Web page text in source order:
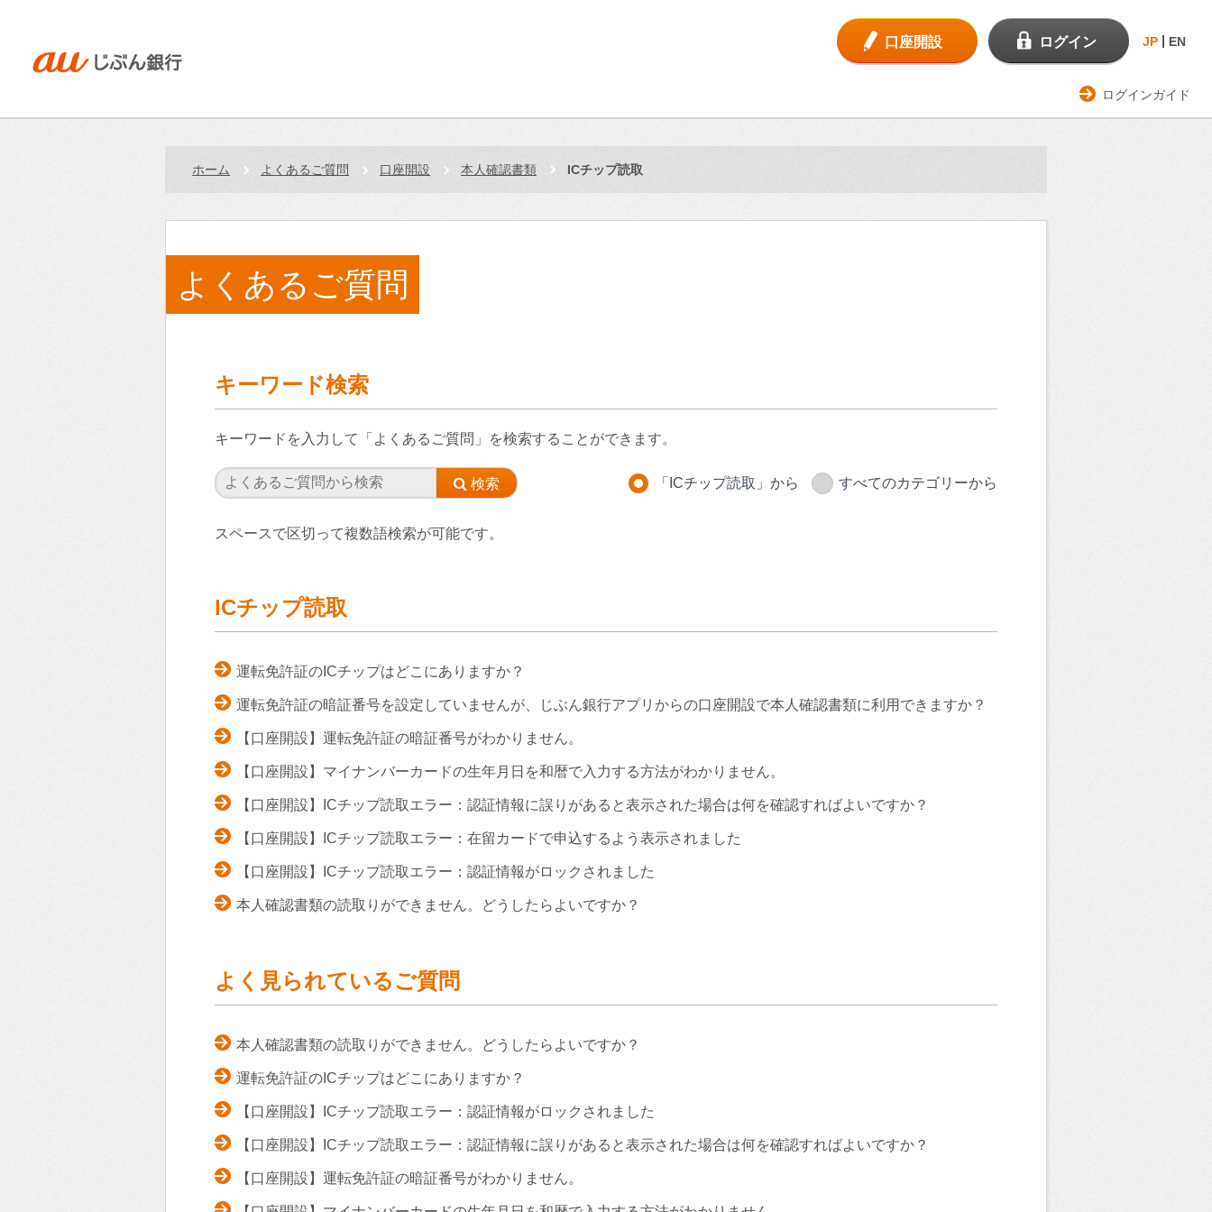
口座開設 ログイン JP EN
ログインガイド
ホーム よくあるご質問 口座開設 本人確認書類 ICチップ読取
よくあるご質問
キーワード検索
キーワードを入力して「よくあるご質問」を検索することができます。
「ICチップ読取」から すべてのカテゴリーから
スペースで区切って複数語検索が可能です。
ICチップ読取
運転免許証のICチップはどこにありますか？
運転免許証の暗証番号を設定していませんが、じぶん銀行アプリからの口座開設で本人確認書類に利用できますか？
【口座開設】運転免許証の暗証番号がわかりません。
【口座開設】マイナンバーカードの生年月日を和暦で入力する方法がわかりません。
【口座開設】ICチップ読取エラー：認証情報に誤りがあると表示された場合は何を確認すればよいですか？
【口座開設】ICチップ読取エラー：在留カードで申込するよう表示されました
【口座開設】ICチップ読取エラー：認証情報がロックされました
本人確認書類の読取りができません。どうしたらよいですか？
よく見られているご質問
本人確認書類の読取りができません。どうしたらよいですか？
運転免許証のICチップはどこにありますか？
【口座開設】ICチップ読取エラー：認証情報がロックされました
【口座開設】ICチップ読取エラー：認証情報に誤りがあると表示された場合は何を確認すればよいですか？
【口座開設】運転免許証の暗証番号がわかりません。